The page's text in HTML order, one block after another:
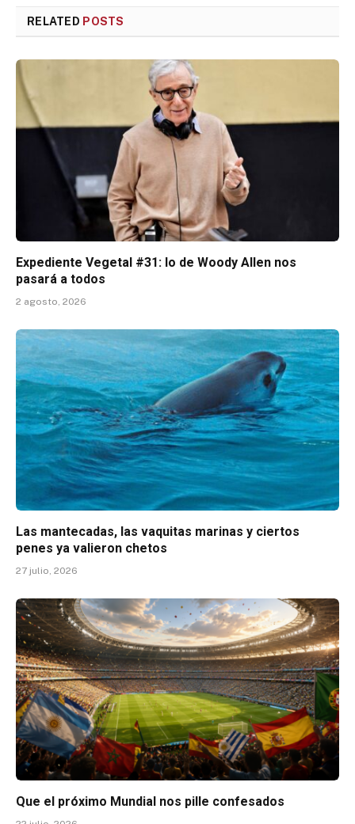
RELATED POSTS
Expediente Vegetal #31: lo de Woody Allen nos
pasará a todos
2 agosto, 2026
Las mantecadas, las vaquitas marinas y ciertos
penes ya valieron chetos
27 julio, 2026
Que el próximo Mundial nos pille confesados